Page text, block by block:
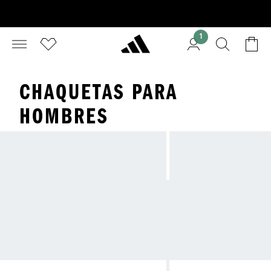
1
CHAQUETAS PARA
HOMBRES